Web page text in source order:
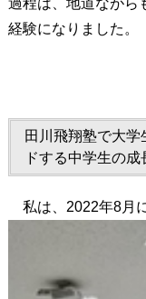
過程は、地道ながら
経験になりました。
田川飛翔塾で大
ドする中学生の成
私は、2022年8月